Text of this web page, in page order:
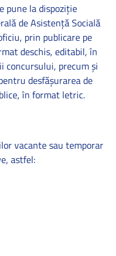
pune la dispoziţie
de Asistență Socială
prin publicare pe
deschis, editabil, în
concursului, precum şi
desfăşurarea de
în format letric.
vacante sau temporar
astfel: